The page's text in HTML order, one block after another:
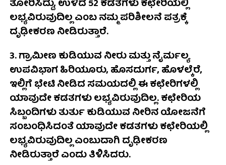
ತೋರಿಸಿದ್ದು, ಉಳಿದ 52 ಕಡತಗಳು ಕಛೇರಿಯಲ್ಲಿ
ಲಭ್ಯವಿರುವುದಿಲ್ಲ ಎಂಬ ನಮ್ಮ ಪರಿಶೀಲನೆ ಪತ್ರಕ್ಕೆ
ದೃಢೀಕರಣ ನೀಡಿರುತ್ತಾರೆ.
3. ಗ್ರಾಮೀಣ ಕುಡಿಯುವ ನೀರು ಮತ್ತು ನೈರ್ಮಲ್ಯ
ಉಪವಿಭಾಗ ಹಿರಿಯೂರು, ಹೊಸದುರ್ಗ, ಹೊಳಲ್ಕೆರೆ,
ಇಲ್ಲಿಗೆ ಭೇಟಿ ನೀಡಿದ ಸಮಯದಲ್ಲಿ ಈ ಕಛೇರಿಗಳಲ್ಲಿ
ಯಾವುದೇ ಕಡತಗಳು ಲಭ್ಯವಿರುವುದಿಲ್ಲ. ಕಛೇರಿಯ
ಸಿಬ್ಬಂದಿಗಳು ತುರ್ತು ಕುಡಿಯುವ ನೀರಿನ ಯೋಜನೆಗೆ
ಸಂಬಂಧಿಸಿದಂತೆ ಯಾವುದೇ ಕಡತಗಳು ಕಛೇರಿಯಲ್ಲಿ
ಲಭ್ಯವಿರುವುದಿಲ್ಲ ಎಂಬುದಾಗಿ ದೃಢೀಕರಣ
ನೀಡಿರುತ್ತಾರೆ ಎಂದು ತಿಳಿಸಿದರು.